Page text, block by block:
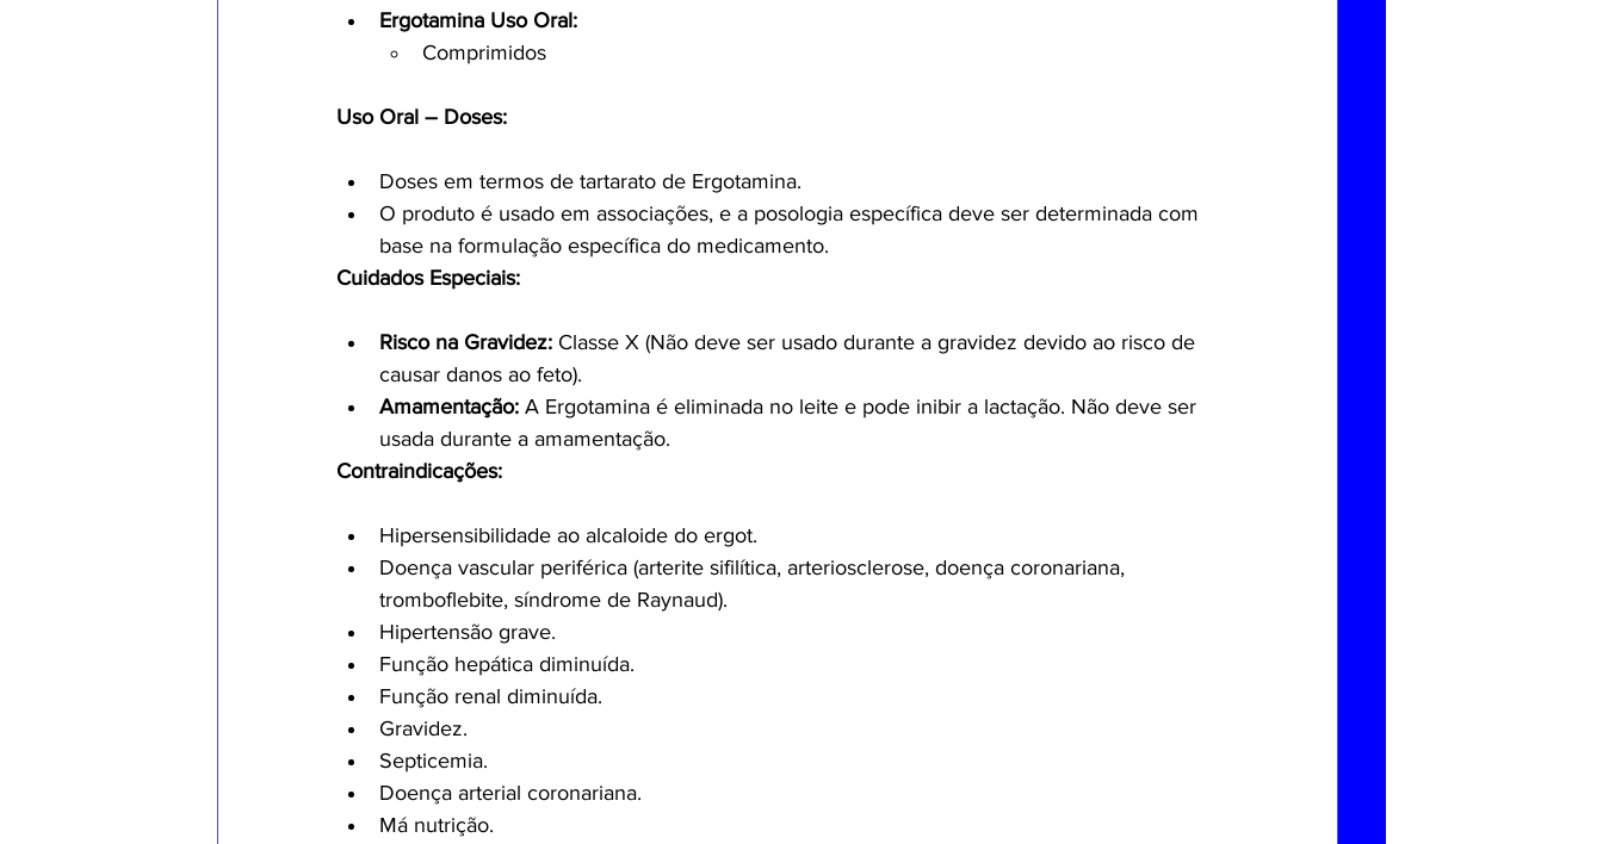
Ergotamina Uso Oral:
Comprimidos
Uso Oral – Doses:
Doses em termos de tartarato de Ergotamina.
O produto é usado em associações, e a posologia específica deve ser determinada com
base na formulação específica do medicamento.
Cuidados Especiais:
Risco na Gravidez: Classe X (Não deve ser usado durante a gravidez devido ao risco de
causar danos ao feto).
Amamentação: A Ergotamina é eliminada no leite e pode inibir a lactação. Não deve ser
usada durante a amamentação.
Contraindicações:
Hipersensibilidade ao alcaloide do ergot.
Doença vascular periférica (arterite sifilítica, arteriosclerose, doença coronariana,
tromboflebite, síndrome de Raynaud).
Hipertensão grave.
Função hepática diminuída.
Função renal diminuída.
Gravidez.
Septicemia.
Doença arterial coronariana.
Má nutrição.